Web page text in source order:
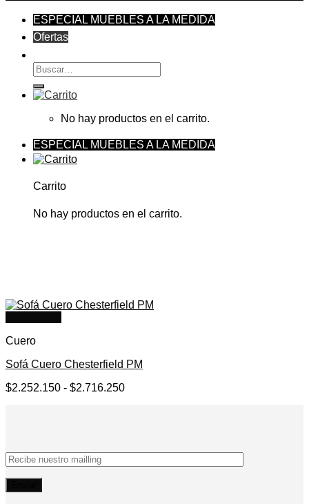
ESPECIAL MUEBLES A LA MEDIDA
Ofertas
Buscar
por:
No hay productos en el carrito.
ESPECIAL MUEBLES A LA MEDIDA
Carrito
No hay productos en el carrito.
Cuero
Sofá Cuero Chesterfield PM
$2.252.150 - $2.716.250Rango